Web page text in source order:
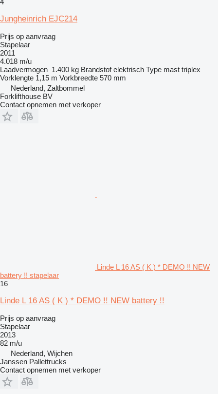
Jungheinrich EJC214
Prijs op aanvraag
Stapelaar
2011
4.018 m/u
Laadvermogen 1.400 kg Brandstof elektrisch Type mast triplex
Vorklengte 1,15 m Vorkbreedte 570 mm
Nederland, Zaltbommel
Forklifthouse BV
Contact opnemen met verkoper
Linde L 16 AS ( K ) * DEMO !! NEW
battery !! stapelaar
16
Linde L 16 AS ( K ) * DEMO !! NEW battery !!
Prijs op aanvraag
Stapelaar
2013
82 m/u
Nederland, Wijchen
Janssen Pallettrucks
Contact opnemen met verkoper